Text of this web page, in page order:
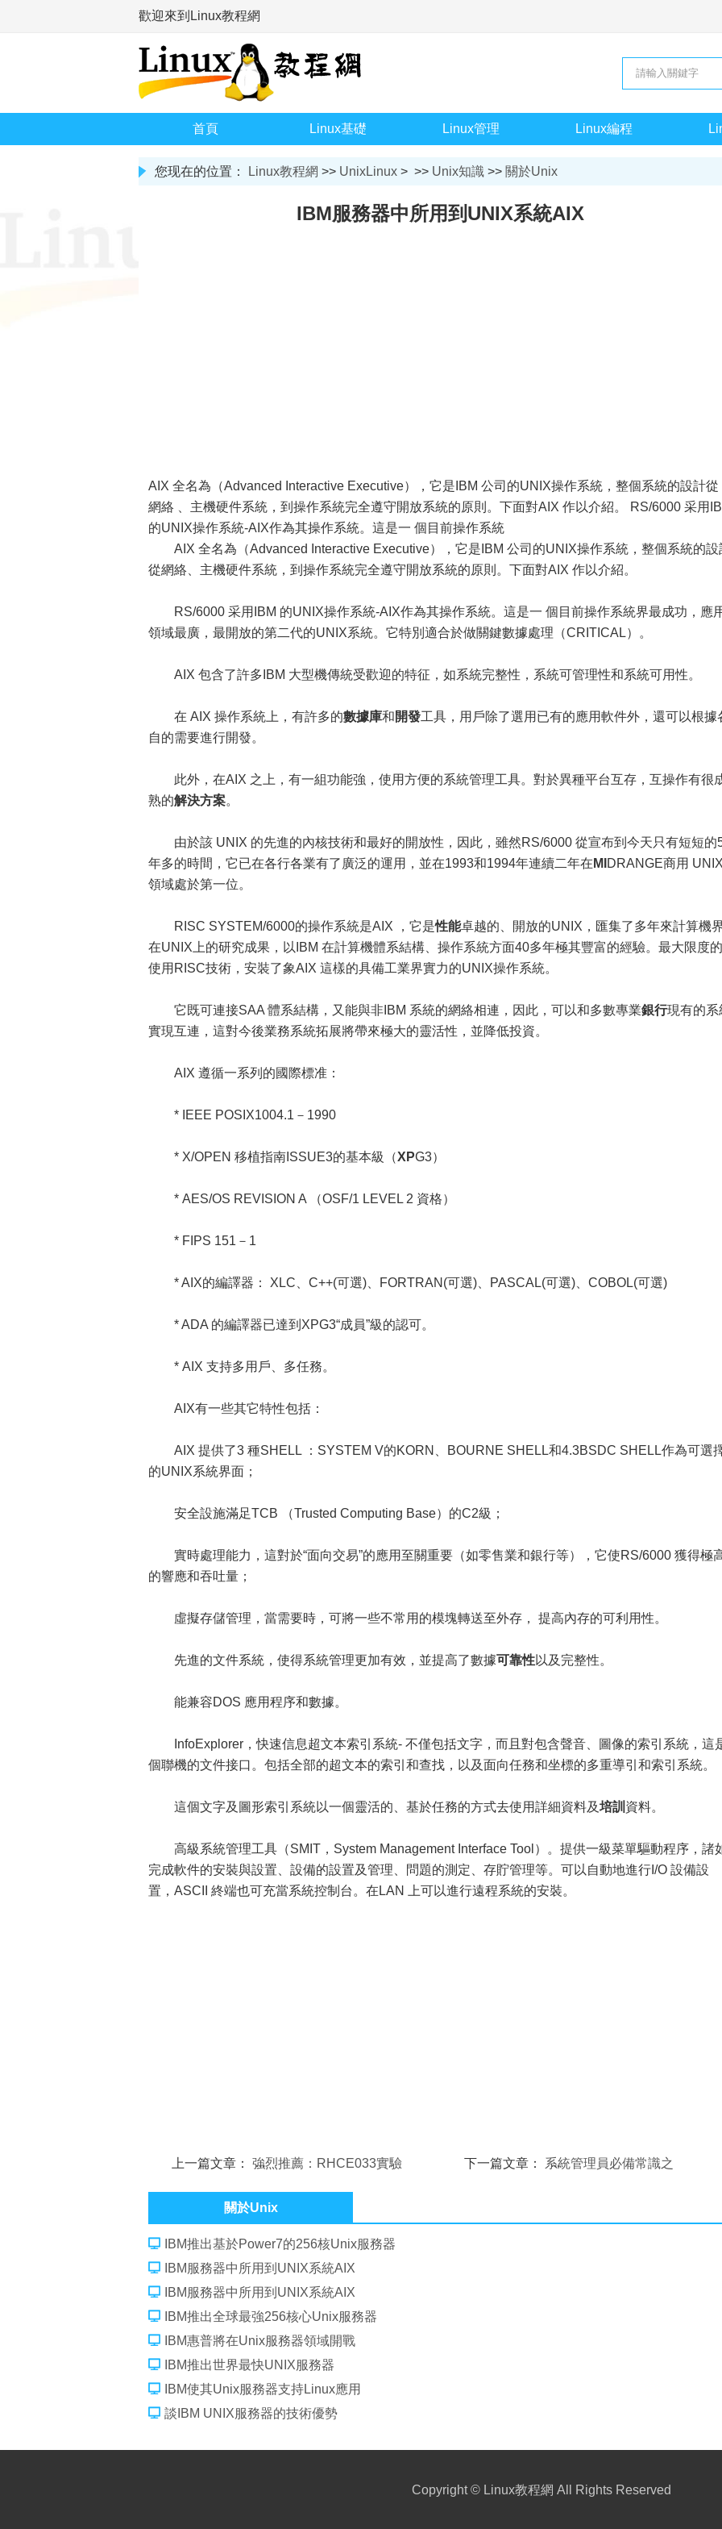
歡迎來到Linux教程網
首頁 Linux基礎 Linux管理 Linux編程
您现在的位置： Linux教程網 >> UnixLinux > >> Unix知識 >> 關於Unix
IBM服務器中所用到UNIX系統AIX
AIX 全名為（Advanced Interactive Executive），它是IBM 公司的UNIX操作系統，整個系統的設計從
網絡 、主機硬件系統，到操作系統完全遵守開放系統的原則。下面對AIX 作以介紹。 RS/6000 采用
的UNIX操作系統-AIX作為其操作系統。這是一 個目前操作系統
AIX 全名為（Advanced Interactive Executive），它是IBM 公司的UNIX操作系統，整個系統的設
從網絡、主機硬件系統，到操作系統完全遵守開放系統的原則。下面對AIX 作以介紹。
RS/6000 采用IBM 的UNIX操作系統-AIX作為其操作系統。這是一 個目前操作系統界最成功，應
領域最廣，最開放的第二代的UNIX系統。它特別適合於做關鍵數據處理（CRITICAL）。
AIX 包含了許多IBM 大型機傳統受歡迎的特征，如系統完整性，系統可管理性和系統可用性。
在 AIX 操作系統上，有許多的數據庫和開發工具，用戶除了選用已有的應用軟件外，還可以根據
自的需要進行開發。
此外，在AIX 之上，有一組功能強，使用方便的系統管理工具。對於異種平台互存，互操作有很
熟的解決方案。
由於該 UNIX 的先進的內核技術和最好的開放性，因此，雖然RS/6000 從宣布到今天只有短短的
年多的時間，它已在各行各業有了廣泛的運用，並在1993和1994年連續二年在 MI DRANGE商用 UNIX
領域處於第一位。
RISC SYSTEM/6000的操作系統是AIX ，它是性能卓越的、開放的UNIX，匯集了多年來計算機
在UNIX上的研究成果，以IBM 在計算機體系結構、操作系統方面40多年極其豐富的經驗。最大限度的
使用RISC技術，安裝了象AIX 這樣的具備工業界實力的UNIX操作系統。
它既可連接SAA 體系結構，又能與非IBM 系統的網絡相連，因此，可以和多數專業銀行現有的系
實現互連，這對今後業務系統拓展將帶來極大的靈活性，並降低投資。
AIX 遵循一系列的國際標准：
* IEEE POSIX1004.1－1990
* X/OPEN 移植指南ISSUE3的基本級（XPG3）
* AES/OS REVISION A （OSF/1 LEVEL 2 資格）
* FIPS 151－1
* AIX的編譯器： XLC、C++(可選)、FORTRAN(可選)、PASCAL(可選)、COBOL(可選)
* ADA 的編譯器已達到XPG3“成員”級的認可。
* AIX 支持多用戶、多任務。
AIX有一些其它特性包括：
AIX 提供了3 種SHELL ：SYSTEM V的KORN、BOURNE SHELL和4.3BSDC SHELL作為可選
的UNIX系統界面；
安全設施滿足TCB （Trusted Computing Base）的C2級；
實時處理能力，這對於“面向交易”的應用至關重要（如零售業和銀行等），它使RS/6000 獲得極
的響應和吞吐量；
虛擬存儲管理，當需要時，可將一些不常用的模塊轉送至外存， 提高內存的可利用性。
先進的文件系統，使得系統管理更加有效，並提高了數據可靠性以及完整性。
能兼容DOS 應用程序和數據。
InfoExplorer，快速信息超文本索引系統- 不僅包括文字，而且對包含聲音、圖像的索引系統，這
個聯機的文件接口。包括全部的超文本的索引和查找，以及面向任務和坐標的多重導引和索引系統。
這個文字及圖形索引系統以一個靈活的、基於任務的方式去使用詳細資料及培訓 資料。
高級系統管理工具（SMIT，System Management Interface Tool）。提供一級菜單驅動程序，諸
完成軟件的安裝與設置、設備的設置及管理、問題的測定、存貯管理等。可以自動地進行I/O 設備設
置，ASCII 終端也可充當系統控制台。在LAN 上可以進行遠程系統的安裝。
上一篇文章：強烈推薦：RHCE033實驗
下一篇文章： 系統管理員必備常識之
關於Unix
IBM推出基於Power7的256核Unix服務器
IBM服務器中所用到UNIX系統AIX
IBM服務器中所用到UNIX系統AIX
IBM推出全球最強256核心Unix服務器
IBM惠普將在Unix服務器領域開戰
IBM推出世界最快UNIX服務器
IBM使其Unix服務器支持Linux應用
談IBM UNIX服務器的技術優勢
Copyright © Linux教程網 All Rights Reserved